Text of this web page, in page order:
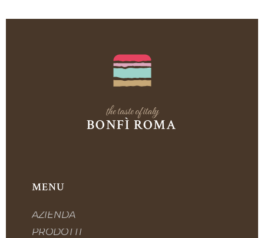
the taste of italy
BONFÌ ROMA
MENU
AZIENDA
PRODOTTI